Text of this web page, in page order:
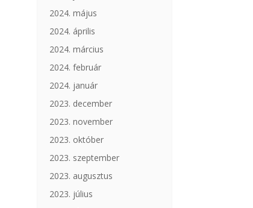
2024. május
2024. április
2024. március
2024. február
2024. január
2023. december
2023. november
2023. október
2023. szeptember
2023. augusztus
2023. július